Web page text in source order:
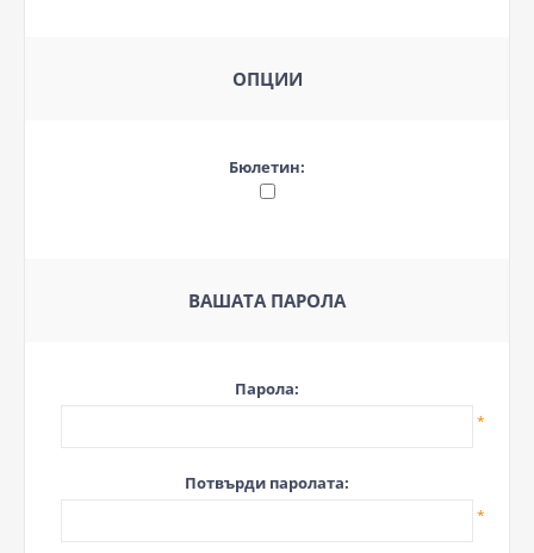
ОПЦИИ
Бюлетин:
ВАШАТА ПАРОЛА
Парола:
*
Потвърди паролата:
*